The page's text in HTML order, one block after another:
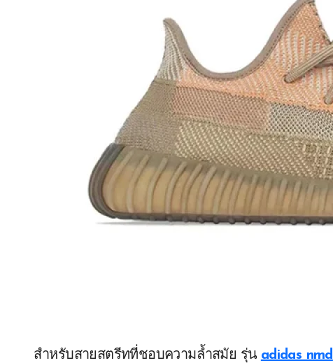
สำหรับสายสตรีทที่ชอบความล้ำสมัย รุ่น adidas nmd